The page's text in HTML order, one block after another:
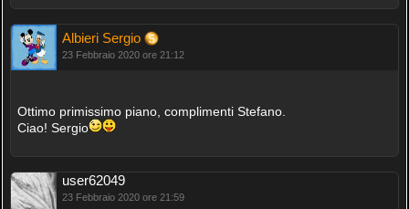
Albieri Sergio
23 Febbraio 2020 ore 21:12
Ottimo primissimo piano, complimenti Stefano.
Ciao! Sergio
user62049
23 Febbraio 2020 ore 21:59